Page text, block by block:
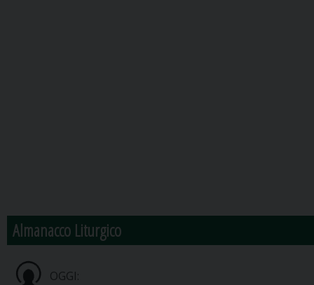
Almanacco Liturgico
OGGI: